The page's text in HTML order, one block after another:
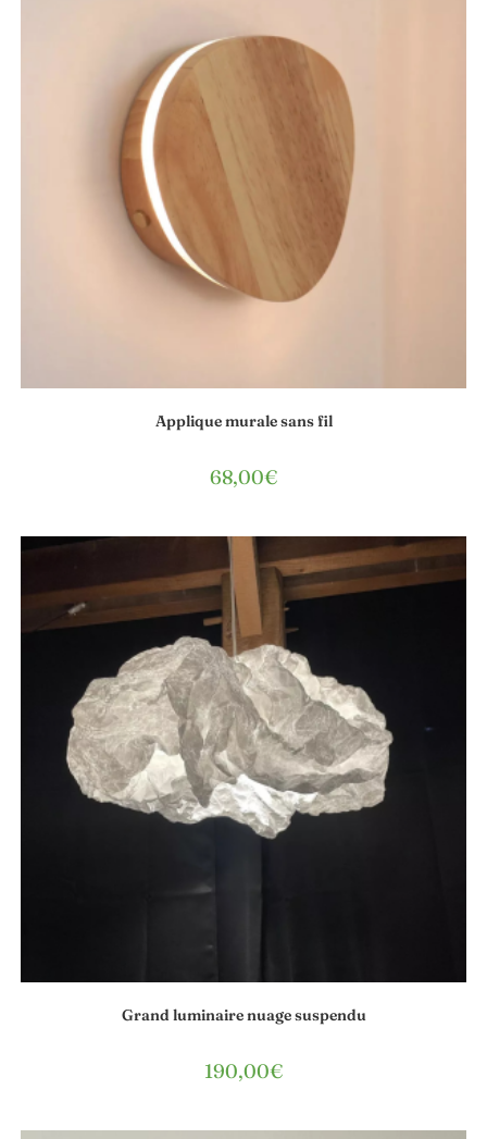
Applique murale sans fil
68,00€
Grand luminaire nuage suspendu
190,00€